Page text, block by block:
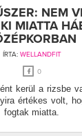
NEM
MIATTA
ÍRTA: WELLANDFIT
0
kerül a rizsbe
értékes volt,
fogtak miatta.